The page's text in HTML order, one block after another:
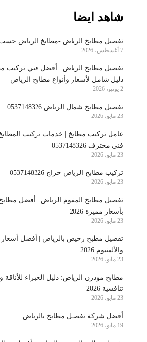
شاهد ايضا
تفصيل مطابخ الرياض -مطابخ الرياض
7 أغسطس، 2026
تفصيل مطابخ الرياض | أفضل فني تركيب
دليل شامل لأسعار وأنواع مطابخ الرياض
2 يونيو، 2026
تفصيل مطابخ شمال الرياض 0537148326
23 مايو، 2026
عامل تركيب مطابخ | خدمات تركيب
فني محترف 0537148326
23 مايو، 2026
تركيب مطابخ الرياض حراج 0537148326
23 مايو، 2026
تفصيل مطابخ المنيوم الرياض | أفضل
بأسعار مميزة 2026
23 مايو، 2026
تفصيل مطبخ رخيص بالرياض | أفضل أسعار
والألمنيوم 2026
23 مايو، 2026
مطابخ مودرن الرياض: دليل الخبراء للأناقة
تنافسية 2026
23 مايو، 2026
أفضل شركة تفصيل مطابخ بالرياض
19 مايو، 2026